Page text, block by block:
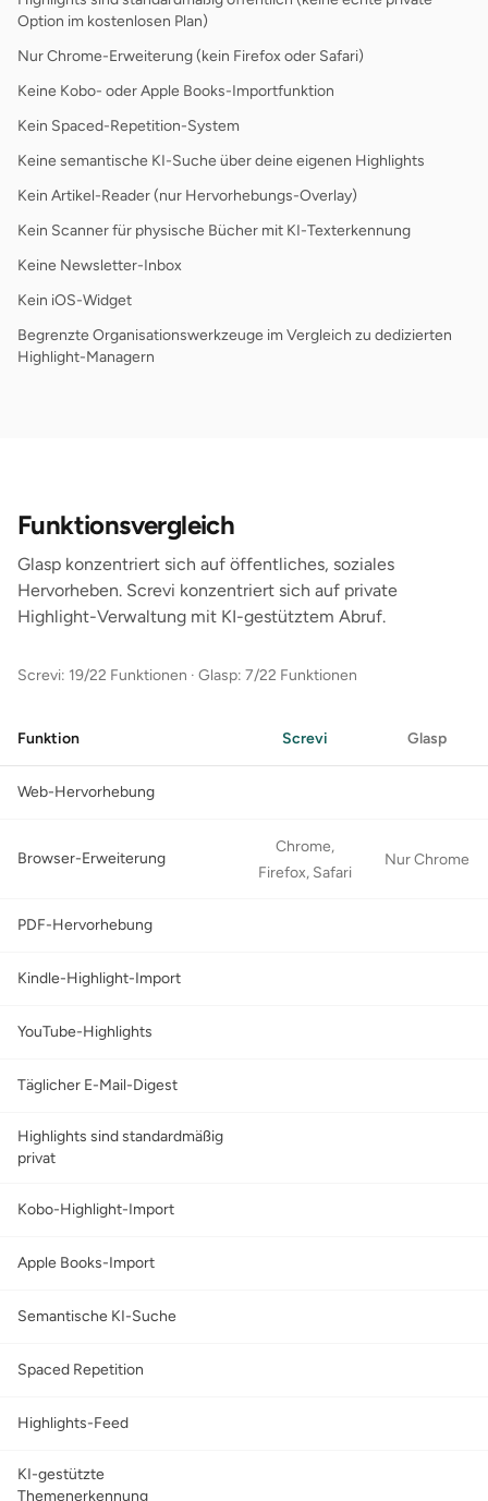
Option im kostenlosen Plan)
Nur Chrome-Erweiterung (kein Firefox oder Safari)
Keine Kobo- oder Apple Books-Importfunktion
Kein Spaced-Repetition-System
Keine semantische KI-Suche über deine eigenen Highlights
Kein Artikel-Reader (nur Hervorhebungs-Overlay)
Kein Scanner für physische Bücher mit KI-Texterkennung
Keine Newsletter-Inbox
Kein iOS-Widget
Begrenzte Organisationswerkzeuge im Vergleich zu dedizierten
Highlight-Managern
Funktionsvergleich
Glasp konzentriert sich auf öffentliches, soziales
Hervorheben. Screvi konzentriert sich auf private
Highlight-Verwaltung mit KI-gestütztem Abruf.
Screvi: 19/22 Funktionen · Glasp: 7/22 Funktionen
Funktion Screvi Glasp
Web-Hervorhebung
Browser-Erweiterung
Chrome,
Firefox, Safari
Nur Chrome
PDF-Hervorhebung
Kindle-Highlight-Import
YouTube-Highlights
Täglicher E-Mail-Digest
Highlights sind standardmäßig
privat
Kobo-Highlight-Import
Apple Books-Import
Semantische KI-Suche
Spaced Repetition
Highlights-Feed
KI-gestützte
Themenerkennung